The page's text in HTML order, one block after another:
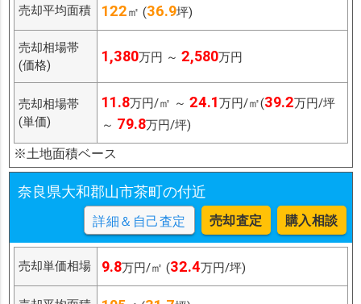
売却平均面積 122㎡ (36.9坪)
売却相場帯
(価格)
1,380万円 ～ 2,580万円
売却相場帯
(単価)
11.8万円/㎡ ～ 24.1万円/㎡(39.2万円/坪
～ 79.8万円/坪)
※土地面積ベース
奈良県大和郡山市茶町の付近
詳細＆自己査定 売却査定 購入相談
売却単価相場 9.8万円/㎡ (32.4万円/坪)